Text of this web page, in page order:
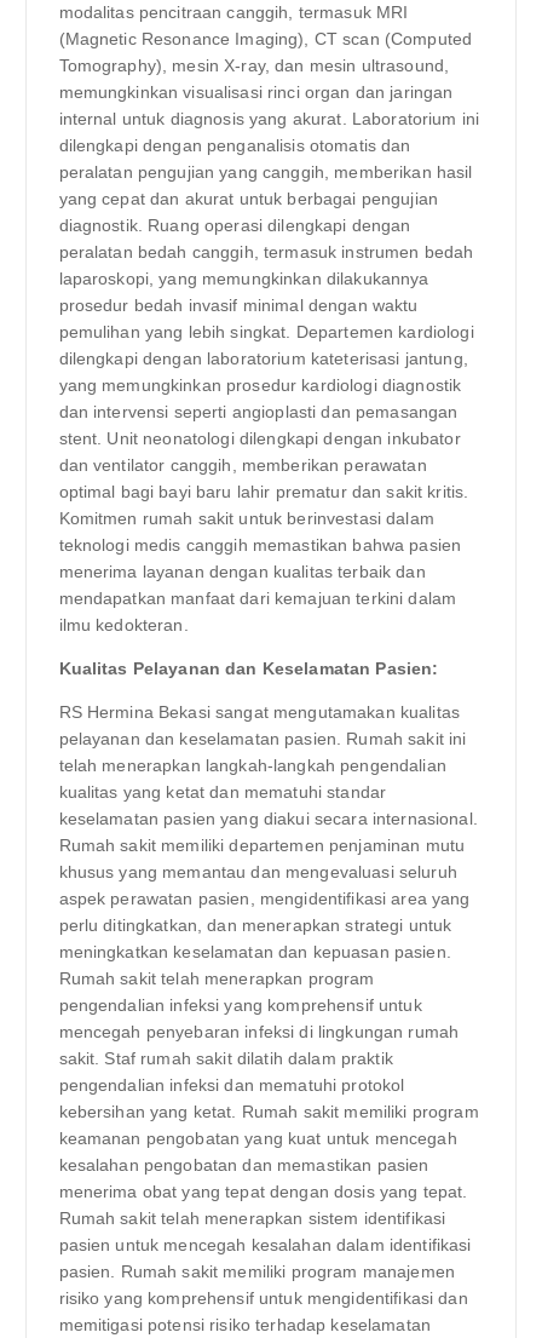
modalitas pencitraan canggih, termasuk MRI
(Magnetic Resonance Imaging), CT scan (Computed
Tomography), mesin X-ray, dan mesin ultrasound,
memungkinkan visualisasi rinci organ dan jaringan
internal untuk diagnosis yang akurat. Laboratorium ini
dilengkapi dengan penganalisis otomatis dan
peralatan pengujian yang canggih, memberikan hasil
yang cepat dan akurat untuk berbagai pengujian
diagnostik. Ruang operasi dilengkapi dengan
peralatan bedah canggih, termasuk instrumen bedah
laparoskopi, yang memungkinkan dilakukannya
prosedur bedah invasif minimal dengan waktu
pemulihan yang lebih singkat. Departemen kardiologi
dilengkapi dengan laboratorium kateterisasi jantung,
yang memungkinkan prosedur kardiologi diagnostik
dan intervensi seperti angioplasti dan pemasangan
stent. Unit neonatologi dilengkapi dengan inkubator
dan ventilator canggih, memberikan perawatan
optimal bagi bayi baru lahir prematur dan sakit kritis.
Komitmen rumah sakit untuk berinvestasi dalam
teknologi medis canggih memastikan bahwa pasien
menerima layanan dengan kualitas terbaik dan
mendapatkan manfaat dari kemajuan terkini dalam
ilmu kedokteran.
Kualitas Pelayanan dan Keselamatan Pasien:
RS Hermina Bekasi sangat mengutamakan kualitas
pelayanan dan keselamatan pasien. Rumah sakit ini
telah menerapkan langkah-langkah pengendalian
kualitas yang ketat dan mematuhi standar
keselamatan pasien yang diakui secara internasional.
Rumah sakit memiliki departemen penjaminan mutu
khusus yang memantau dan mengevaluasi seluruh
aspek perawatan pasien, mengidentifikasi area yang
perlu ditingkatkan, dan menerapkan strategi untuk
meningkatkan keselamatan dan kepuasan pasien.
Rumah sakit telah menerapkan program
pengendalian infeksi yang komprehensif untuk
mencegah penyebaran infeksi di lingkungan rumah
sakit. Staf rumah sakit dilatih dalam praktik
pengendalian infeksi dan mematuhi protokol
kebersihan yang ketat. Rumah sakit memiliki program
keamanan pengobatan yang kuat untuk mencegah
kesalahan pengobatan dan memastikan pasien
menerima obat yang tepat dengan dosis yang tepat.
Rumah sakit telah menerapkan sistem identifikasi
pasien untuk mencegah kesalahan dalam identifikasi
pasien. Rumah sakit memiliki program manajemen
risiko yang komprehensif untuk mengidentifikasi dan
memitigasi potensi risiko terhadap keselamatan